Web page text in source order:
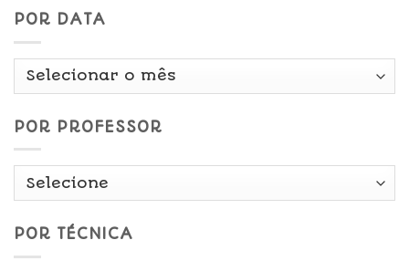
POR DATA
Por
POR PROFESSOR
POR TÉCNICA